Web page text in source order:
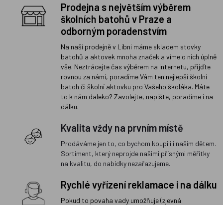
Prodejna s největším výběrem
školních batohů v Praze a
odborným poradenstvím
Na naší prodejně v Libni máme skladem stovky
batohů a aktovek mnoha značek a víme o nich úplně
vše. Neztrácejte čas výběrem na internetu, přijďte
rovnou za námi, poradíme Vám ten nejlepší školní
batoh či školní aktovku pro Vašeho školáka. Máte
to k nám daleko? Zavolejte, napište, poradíme i na
dálku.
Kvalita vždy na prvním místě
Prodáváme jen to, co bychom koupili i našim dětem.
Sortiment, který neprojde našimi přísnými měřítky
na kvalitu, do nabídky nezařazujeme.
Rychlé vyřízení reklamace i na dálku
Pokud to povaha vady umožňuje (zjevná